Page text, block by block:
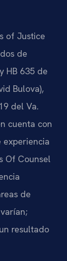
of Justice
de
HB 635 de
Bulova),
del Va.
cuenta con
Of Counsel
de
resultado